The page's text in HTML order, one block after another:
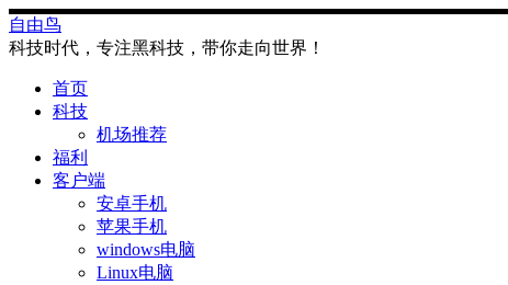
Skip
to
content
自由鸟
科技时代，专注黑科技，带你走向世界！
首页
科技
机场推荐
福利
客户端
安卓手机
苹果手机
windows电脑
Linux电脑